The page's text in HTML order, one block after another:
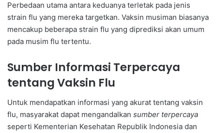
Perbedaan utama antara keduanya terletak pada jenis
strain flu yang mereka targetkan. Vaksin musiman biasanya
mencakup beberapa strain flu yang diprediksi akan umum
pada musim flu tertentu.
Sumber Informasi Terpercaya
tentang Vaksin Flu
Untuk mendapatkan informasi yang akurat tentang vaksin
flu, masyarakat dapat mengandalkan sumber terpercaya
seperti Kementerian Kesehatan Republik Indonesia dan